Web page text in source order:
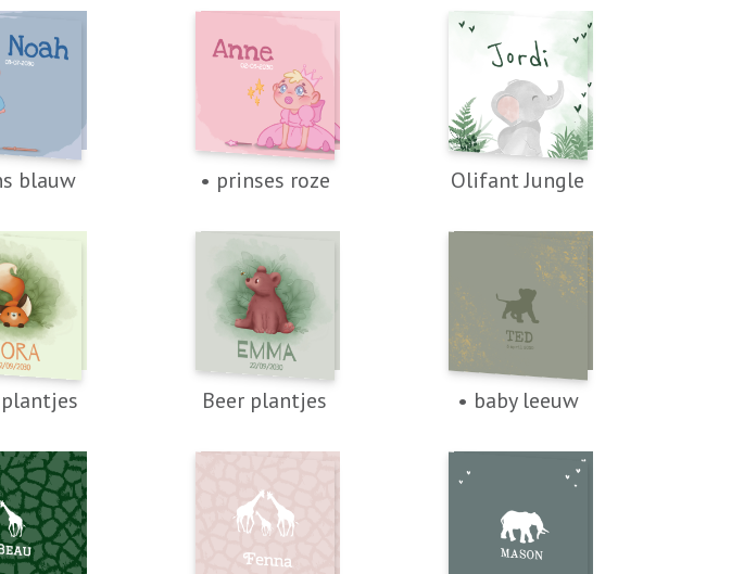
blauw • prinses roze Olifant Jungle
Beer plantjes • baby leeuw